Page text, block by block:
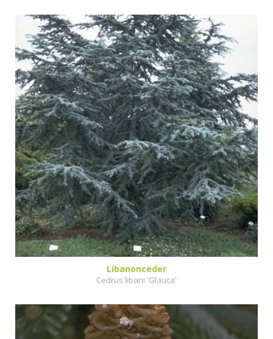
Libanonceder
Cedrus libani 'Glauca'